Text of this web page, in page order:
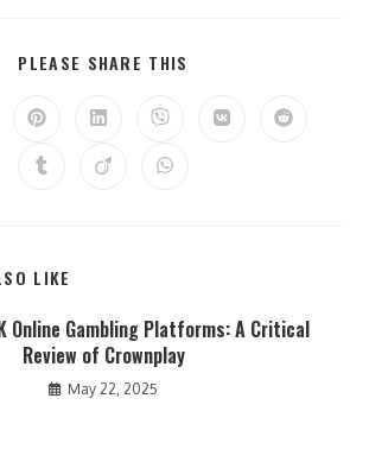
PLEASE SHARE THIS
LIKE
Online Gambling Platforms: A Critical
Review of Crownplay
May 22, 2025